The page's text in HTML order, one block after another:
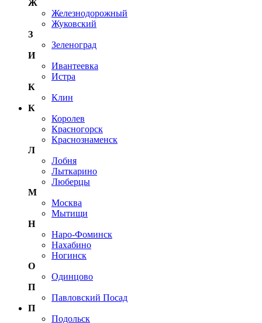
Ж
Железнодорожный
Жуковский
З
Зеленоград
И
Ивантеевка
Истра
К
Клин
К
Королев
Красногорск
Краснознаменск
Л
Лобня
Лыткарино
Люберцы
М
Москва
Мытищи
Н
Наро-Фоминск
Нахабино
Ногинск
О
Одинцово
П
Павловский Посад
П
Подольск